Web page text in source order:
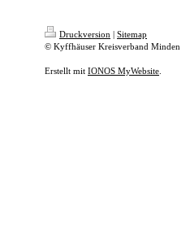
Druckversion | Sitemap
© Kyffhäuser Kreisverband Minden
Erstellt mit IONOS MyWebsite